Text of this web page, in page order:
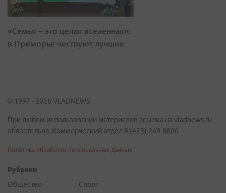
«Семья – это целая вселенная»:
в Приморье чествуют лучших
© 1997 - 2026 VLADNEWS
При любом использовании материалов ссылка на vladnews.ru
обязательна. Коммерческий отдел 8 (423) 249-8800
Политика обработки персональных данных
Рубрики
Общество
Спорт